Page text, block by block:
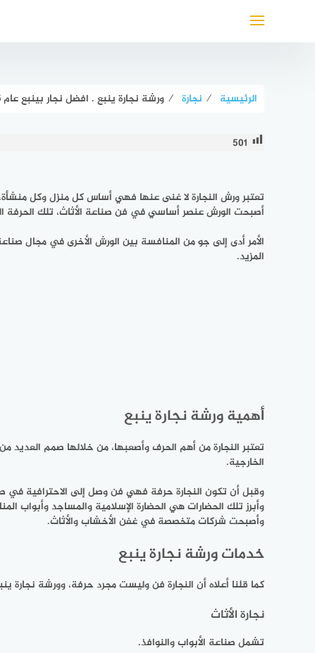
الرئيسية ⁄ نجارة ⁄ ورشة نجارة ينبع . افضل نجار بينبع عام ٢٠٢٥ للإيجار | مكة للنجارة
501
تعتبر ورش النجارة لا غنى عنها فهي أساس كل منزل وكل
أصبحت الورش عنصر أساسي في فن صناعة الأثاث، تلك الحرفة
الأمر أدى إلى جو من المنافسة بين الورش الأخرى في مجال
المزيد.
أهمية ورشة نجارة ينبع
تعتبر النجارة من أهم الحرف وأصعبها، من خلالها صمم العديد
الخارجية.
وقبل أن تكون النجارة حرفة فهي فن وصل إلى الاحترافية في
وأبرز تلك الحضارات هي الحضارة الإسلامية والمساجد وأبواب
وأصبحت شركات متخصصة في غفن الأخشاب والأثاث.
خدمات ورشة نجارة ينبع
كما قلنا أعلاه أن النجارة فن وليست مجرد حرفة، وورشة نجارة
نجارة الأثاث
تشمل صناعة الأبواب والنوافذ.